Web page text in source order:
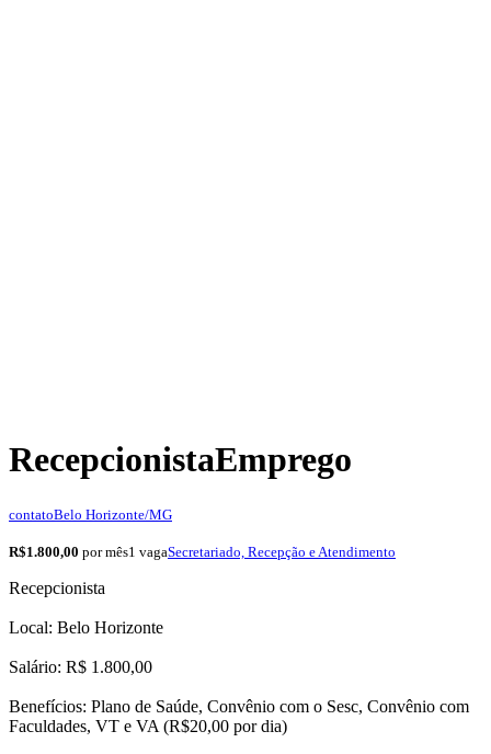
RecepcionistaEmprego
contatoBelo Horizonte/MG
R$1.800,00 por mês1 vagaSecretariado, Recepção e Atendimento
Recepcionista
Local: Belo Horizonte
Salário: R$ 1.800,00
Benefícios: Plano de Saúde, Convênio com o Sesc, Convênio com
Faculdades, VT e VA (R$20,00 por dia)